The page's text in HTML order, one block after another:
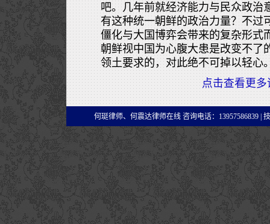
吧。几年前就经济能力与民众政治
有这种统一朝鲜的政治力量？不过
僵化与大国博弈会带来的复杂形式
朝鲜视中国为心腹大患是改变不了
领土要求的，对此绝不可掉以轻心
点击查看更多
何珽律师、何震达律师在线 咨询电话：13957586839 |